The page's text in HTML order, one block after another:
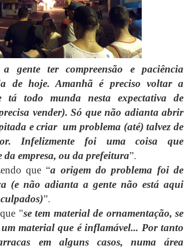
gente ter compreensão e paciência
de hoje. Amanhã é preciso voltar a
tá todo munda nesta expectativa de
vender). Só que não adianta abrir
e criar um problema (até) talvez de
Infelizmente foi uma coisa que
da empresa, ou da prefeitura”.
que “a origem do problema foi de
(e não adianta a gente não está aqui
”.
"se tem material de ornamentação, se
material que é inflamável... Por tanto
em alguns casos, numa área